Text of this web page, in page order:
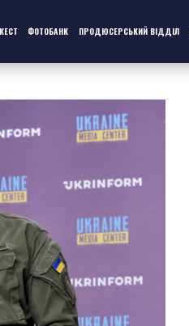
ФОТОБАНК ПРОДЮСЕРСЬКИЙ ВІДДІЛ